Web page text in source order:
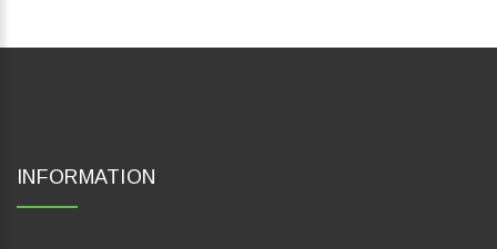
INFORMATION